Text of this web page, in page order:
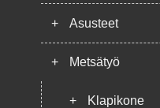
+ Asusteet
+ Metsätyö
+ Klapikone